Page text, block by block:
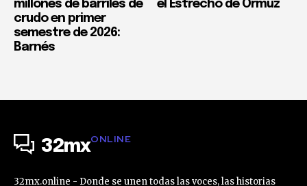
millones de barriles de
crudo en primer
semestre de 2026:
Barnés
el Estrecho de Ormuz
32mxONLINE
32mx.online - Donde se unen todas las voces, las historias